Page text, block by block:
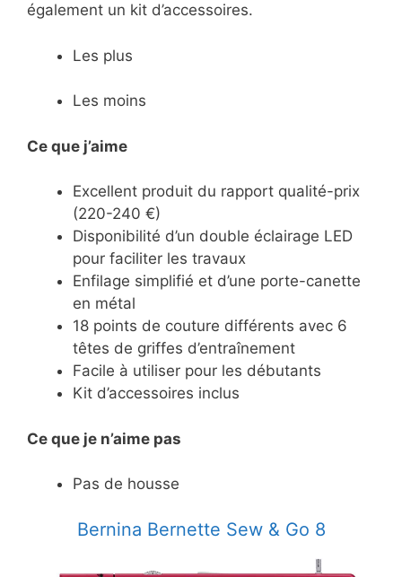
également un kit d’accessoires.
Les plus
Les moins
Ce que j’aime
Excellent produit du rapport qualité-prix
(220-240 €)
Disponibilité d’un double éclairage LED
pour faciliter les travaux
Enfilage simplifié et d’une porte-canette
en métal
18 points de couture différents avec 6
têtes de griffes d’entraînement
Facile à utiliser pour les débutants
Kit d’accessoires inclus
Ce que je n’aime pas
Pas de housse
Bernina Bernette Sew & Go 8